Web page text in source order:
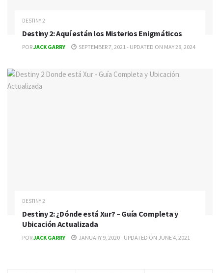
DESTINY 2
Destiny 2: Aquí están los Misterios Enigmáticos
PORJACK GARRY SEPTEMBER 7, 2021 - UPDATED ON MAY 28, 2024
DESTINY 2
Destiny 2: ¿Dónde está Xur? – Guía Completa y
Ubicación Actualizada
PORJACK GARRY JANUARY 9, 2020 - UPDATED ON JUNE 4, 2021